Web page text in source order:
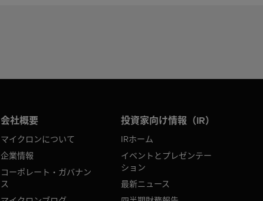
会社概要
マイクロンについて
企業情報
コーポレート・ガバナン
ス
投資家向け情報（IR）
IRホーム
イベントとプレゼンテー
ション
最新ニュース